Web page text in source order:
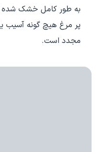
به طور کامل خشک شده
پر مرغ هیچ گونه آسیب
مجدد است.